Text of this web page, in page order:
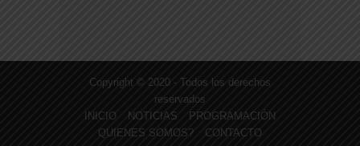
Copyright © 2020 - Todos los derechos
reservados
INICIO
NOTICIAS
PROGRAMACIÓN
QUIENES SOMOS?
CONTACTO